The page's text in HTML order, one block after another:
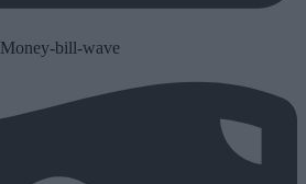
Money-bill-wave